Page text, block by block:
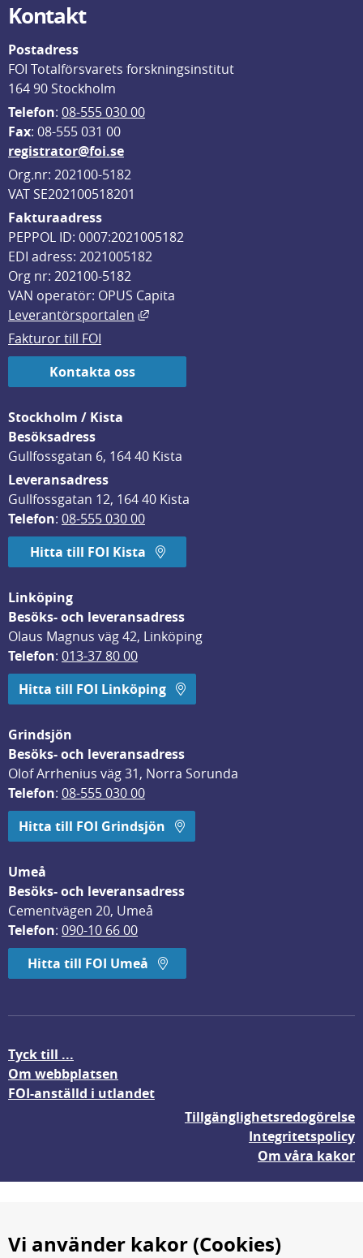
Kontakt
Postadress
FOI Totalförsvarets forskningsinstitut
164 90 Stockholm
Telefon: 08-555 030 00
Fax: 08-555 031 00
registrator@foi.se
Org.nr: 202100-5182
VAT SE202100518201
Fakturaadress
PEPPOL ID: 0007:2021005182
EDI adress: 2021005182
Org nr: 202100-5182
VAN operatör: OPUS Capita
Leverantörsportalen
Länk till annan webbplats, öppnas
Fakturor till FOI
Kontakta oss
Stockholm / Kista
Besöksadress
Gullfossgatan 6, 164 40 Kista
Leveransadress
Gullfossgatan 12, 164 40 Kista
Telefon: 08-555 030 00
Hitta till FOI Kista
Linköping
Besöks- och leveransadress
Olaus Magnus väg 42, Linköping
Telefon: 013-37 80 00
Hitta till FOI Linköping
Grindsjön
Besöks- och leveransadress
Olof Arrhenius väg 31, Norra Sorunda
Telefon: 08-555 030 00
Hitta till FOI Grindsjön
Umeå
Besöks- och leveransadress
Cementvägen 20, Umeå
Telefon: 090-10 66 00
Hitta till FOI Umeå
Tyck till ...
Om webbplatsen
FOI-anställd i utlandet
Tillgänglighetsredogörelse
Integritetspolicy
Om våra kakor
Vi använder kakor (Cookies)